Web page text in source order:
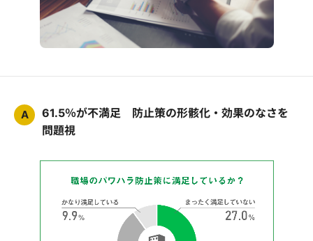
A
61.5％が不満足 防止策の形骸化・効果のなさを
問題視